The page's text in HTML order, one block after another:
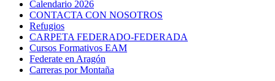
Calendario 2026
CONTACTA CON NOSOTROS
Refugios
CARPETA FEDERADO-FEDERADA
Cursos Formativos EAM
Federate en Aragón
Carreras por Montaña